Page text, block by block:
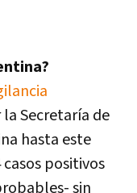
Secretaría de
hasta este
positivos
sin